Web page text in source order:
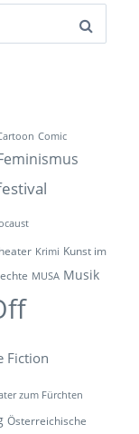
Comic
Krimi Kunst im
MUSA Musik
Fiction
zum Fürchten
Österreichische